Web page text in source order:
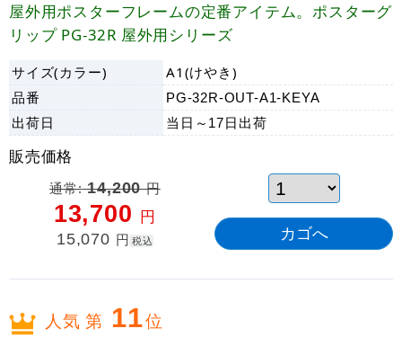
屋外用ポスターフレームの定番アイテム。ポスターグ
リップ PG-32R 屋外用シリーズ
サイズ(カラー)
A1(けやき)
品番
PG-32R-OUT-A1-KEYA
出荷日 当日～17日 出荷
販売価格
通常:14,200円
13,700 円
15,070 円 税込
人気 第 11位